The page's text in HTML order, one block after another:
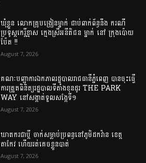
ឃុំខ្លួន លោកគ្រូបង្រៀនម្នាក់ ជាប់ពាក់ព័ន្ធនឹង ករណី
ប្រទូស្តកេរ្តិ៍ខ្មាស ក្មេងស្រីអនីតិជន ម្នាក់ នៅ ក្រុងប៉ោយ
ប៉ែត !!
August 7, 2026
គណៈបញ្ជាការឯកភាពរដ្ឋបាលរាជធានីភ្នំពេញ បានចុះធ្វើ
ការត្រួតពិនិត្យរដ្ឋបាលទីតាំងខុនដូរ THE PARK
WAY នៅសង្កាត់ទួលសង្កែទី១
August 7, 2026
ឃាតករជាប្តី ចាក់សម្លាប់ប្រពន្ធនៅភូមិដកវ៉ាន ខេត្ត
តាកែវ ហើយរត់គេច​ខ្លួន​បាត់
August 7, 2026